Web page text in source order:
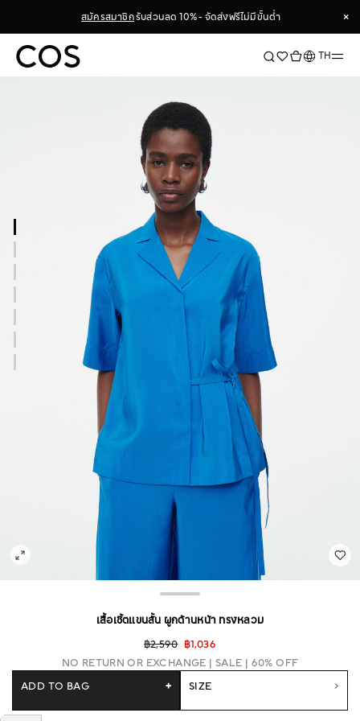
สมัครสมาชิกรับส่วนลด 10% - จัดส่งฟรีไม่มีขั้นต่ำ
×
×
ภาษาTH
เสื้อเชิ้ตแขนสั้น ผูกด้านหน้า ทรงหลวม
฿2,590 ฿1,036
NO RETURN OR EXCHANGE
SALE | 60% OFF
SIZE
ADD TO BAG +